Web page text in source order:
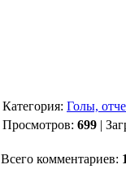
Категория: Голы,
Просмотров: 699 |
Всего комментариев: 1